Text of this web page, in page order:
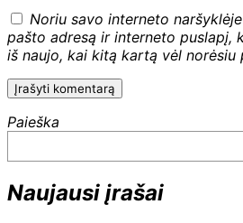
Noriu savo interneto
pašto adresą ir interneto puslapį,
iš naujo, kai kitą kartą vėl norėsiu
Paieška
Naujausi įrašai